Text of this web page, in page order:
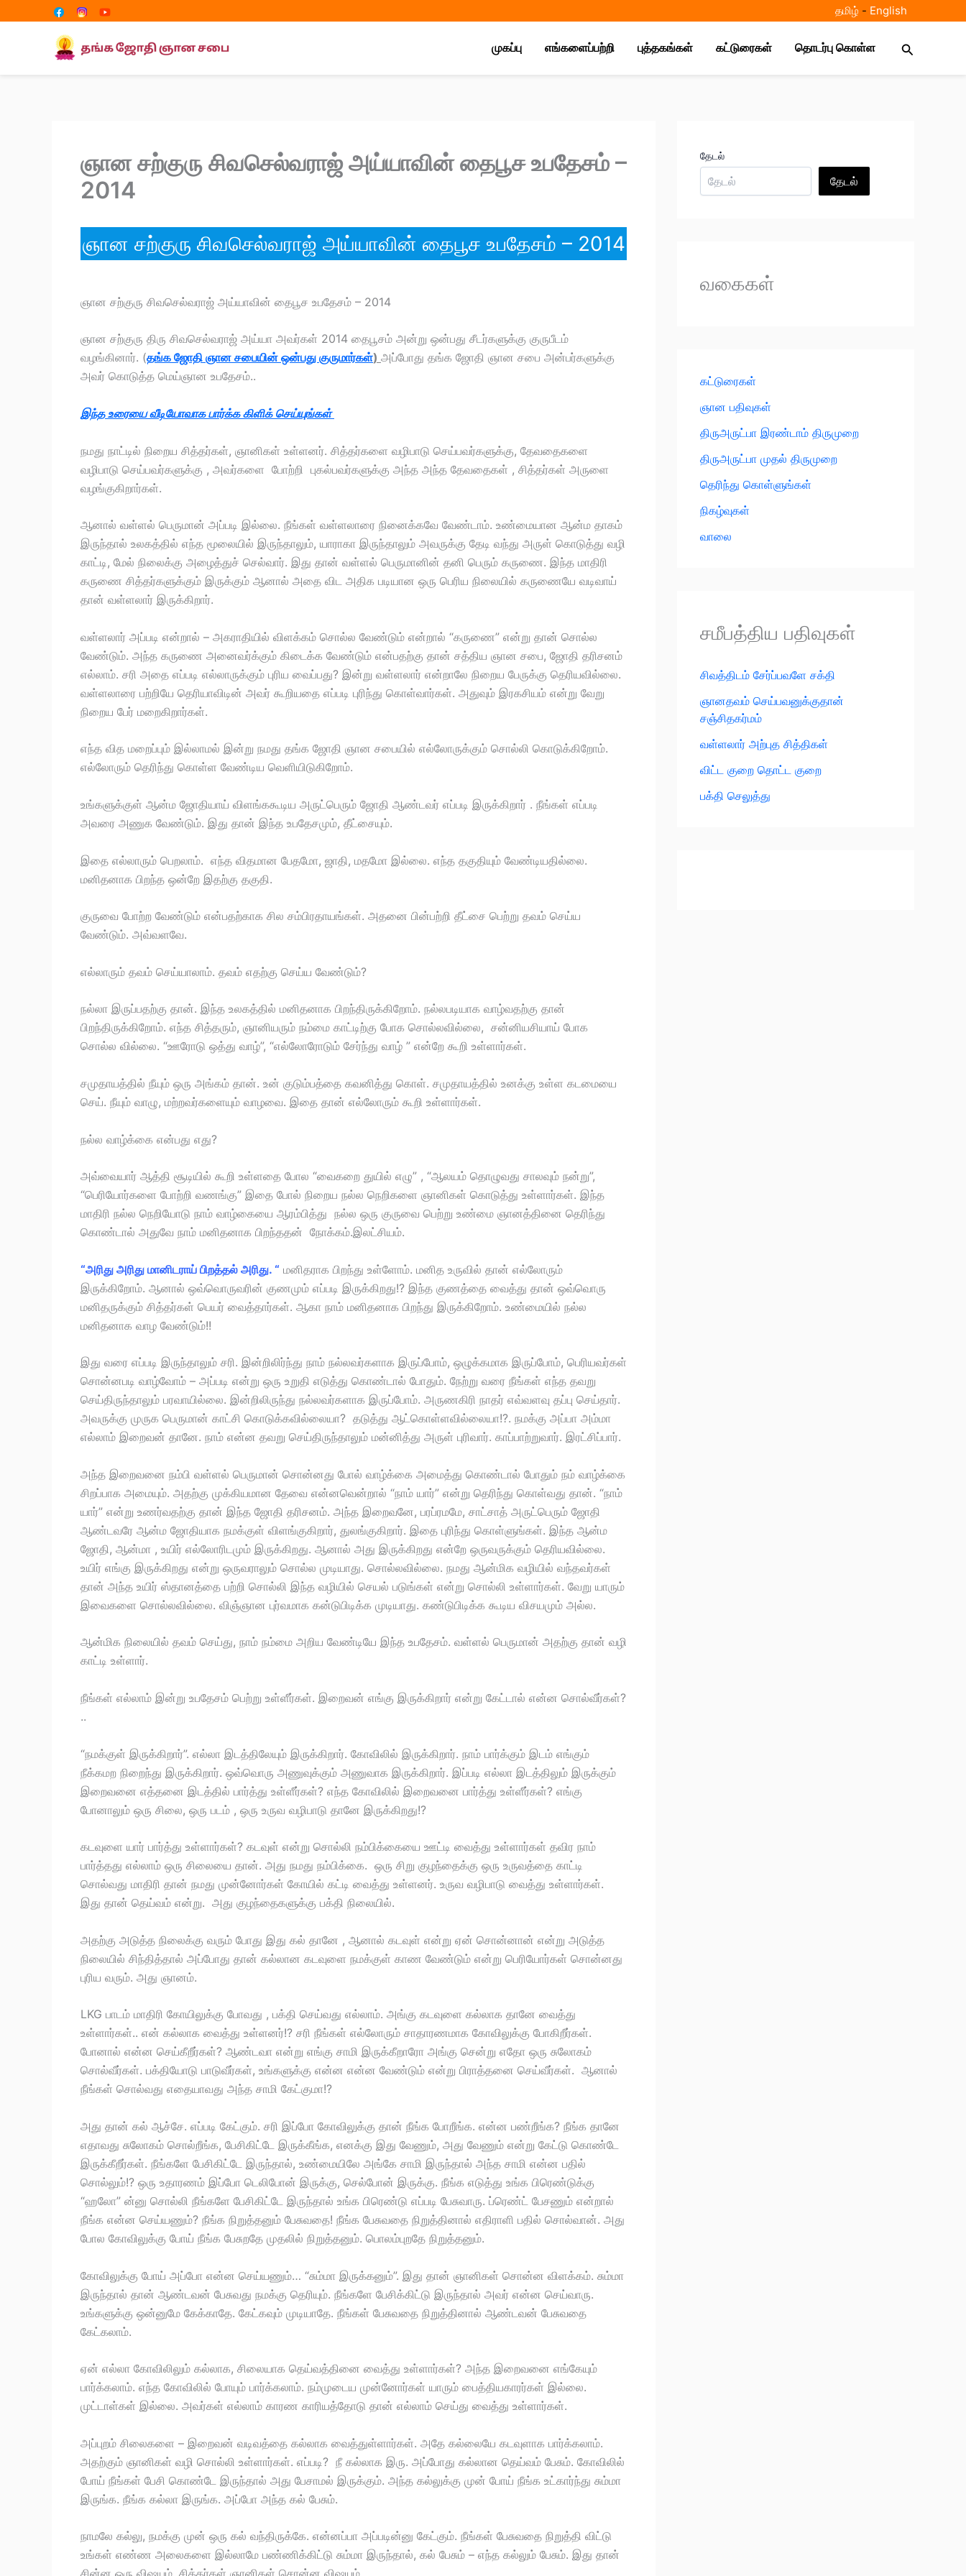
தமிழ் - English
முகப்பு எங்களைப்பற்றி புத்தகங்கள் கட்டுரைகள் தொடர்பு கொள்ள Search
ஞான சற்குரு சிவசெல்வராஜ் அய்யாவின் தைபூச உபதேசம் –
2014
ஞான சற்குரு சிவசெல்வராஜ் அய்யாவின் தைபூச உபதேசம் – 2014
ஞான சற்குரு சிவசெல்வராஜ் அய்யாவின் தைபூச உபதேசம் – 2014
ஞான சற்குரு திரு சிவசெல்வராஜ் அய்யா அவர்கள் 2014 தைபூசம் அன்று ஒன்பது சீடர்களுக்கு குருபீடம்
வழங்கினார். (தங்க ஜோதி ஞான சபையின் ஒன்பது குருமார்கள்) அப்போது தங்க ஜோதி ஞான சபை அன்பர்களுக்கு
அவர் கொடுத்த மெய்ஞான உபதேசம்..
இந்த உரையை வீடியோவாக பார்க்க கிளிக் செய்யுங்கள்
நமது நாட்டில் நிறைய சித்தர்கள், ஞானிகள் உள்ளனர். சித்தர்களை வழிபாடு செய்பவர்களுக்கு, தேவதைகளை
வழிபாடு செய்பவர்களுக்கு , அவர்களை போற்றி புகல்பவர்களுக்கு அந்த அந்த தேவதைகள் , சித்தர்கள் அருளை
வழங்குகிறார்கள்.
ஆனால் வள்ளல் பெருமான் அப்படி இல்லை. நீங்கள் வள்ளலாரை நினைக்கவே வேண்டாம். உண்மையான ஆன்ம தாகம்
இருந்தால் உலகத்தில் எந்த மூலையில் இருந்தாலும், யாராகா இருந்தாலும் அவருக்கு தேடி வந்து அருள் கொடுத்து வழி
காட்டி, மேல் நிலைக்கு அழைத்துச் செல்வார். இது தான் வள்ளல் பெருமானின் தனி பெரும் கருணை. இந்த மாதிரி
கருணை சித்தர்களுக்கும் இருக்கும் ஆனால் அதை விட அதிக படியான ஒரு பெரிய நிலையில் கருணையே வடிவாய்
தான் வள்ளலார் இருக்கிறார்.
வள்ளலார் அப்படி என்றால் – அகராதியில் விளக்கம் சொல்ல வேண்டும் என்றால் “கருணை” என்று தான் சொல்ல
வேண்டும். அந்த கருணை அனைவர்க்கும் கிடைக்க வேண்டும் என்பதற்கு தான் சத்திய ஞான சபை, ஜோதி தரிசனம்
எல்லாம். சரி அதை எப்படி எல்லாருக்கும் புரிய வைப்பது? இன்று வள்ளலார் என்றாலே நிறைய பேருக்கு தெரியவில்லை.
வள்ளலாரை பற்றியே தெரியாவிடின் அவர் கூறியதை எப்படி புரிந்து கொள்வார்கள். அதுவும் இரகசியம் என்று வேறு
நிறைய பேர் மறைகிறார்கள்.
எந்த வித மறைப்பும் இல்லாமல் இன்று நமது தங்க ஜோதி ஞான சபையில் எல்லோருக்கும் சொல்லி கொடுக்கிறோம்.
எல்லோரும் தெரிந்து கொள்ள வேண்டிய வெளியிடுகிறோம்.
உங்களுக்குள் ஆன்ம ஜோதியாய் விளங்ககூடிய அருட்பெரும் ஜோதி ஆண்டவர் எப்படி இருக்கிறார் . நீங்கள் எப்படி
அவரை அணுக வேண்டும். இது தான் இந்த உபதேசமும், தீட்சையும்.
இதை எல்லாரும் பெறலாம். எந்த விதமான பேதமோ, ஜாதி, மதமோ இல்லை. எந்த தகுதியும் வேண்டியதில்லை.
மனிதனாக பிறந்த ஒன்றே இதற்கு தகுதி.
குருவை போற்ற வேண்டும் என்பதற்காக சில சம்பிரதாயங்கள். அதனை பின்பற்றி தீட்சை பெற்று தவம் செய்ய
வேண்டும். அவ்வளவே.
எல்லாரும் தவம் செய்யாலாம். தவம் எதற்கு செய்ய வேண்டும்?
நல்லா இருப்பதற்கு தான். இந்த உலகத்தில் மனிதனாக பிறந்திருக்கிறோம். நல்லபடியாக வாழ்வதற்கு தான்
பிறந்திருக்கிறோம். எந்த சித்தரும், ஞானியரும் நம்மை காட்டிற்கு போக சொல்லவில்லை, சன்னியசியாய் போக
சொல்ல வில்லை. “ஊரோடு ஒத்து வாழ்”, “எல்லோரோடும் சேர்ந்து வாழ் ” என்றே கூறி உள்ளார்கள்.
சமுதாயத்தில் நீயும் ஒரு அங்கம் தான். உன் குடும்பத்தை கவனித்து கொள். சமுதாயத்தில் உனக்கு உள்ள கடமையை
செய். நீயும் வாழு, மற்றவர்களையும் வாழவை. இதை தான் எல்லோரும் கூறி உள்ளார்கள்.
நல்ல வாழ்க்கை என்பது எது?
அவ்வையார் ஆத்தி சூடியில் கூறி உள்ளதை போல “வைகறை துயில் எழு” , “ஆலயம் தொழுவது சாலவும் நன்று”,
“பெரியோர்களை போற்றி வணங்கு” இதை போல் நிறைய நல்ல நெறிகளை ஞானிகள் கொடுத்து உள்ளார்கள். இந்த
மாதிரி நல்ல நெறியோடு நாம் வாழ்கையை ஆரம்பித்து நல்ல ஒரு குருவை பெற்று உண்மை ஞானத்தினை தெரிந்து
கொண்டால் அதுவே நாம் மனிதனாக பிறந்ததன் நோக்கம்.இலட்சியம்.
“அரிது அரிது மானிடராய் பிறத்தல் அரிது. “ மனிதராக பிறந்து உள்ளோம். மனித உருவில் தான் எல்லோரும்
இருக்கிறோம். ஆனால் ஒவ்வொருவரின் குணமும் எப்படி இருக்கிறது!? இந்த குணத்தை வைத்து தான் ஒவ்வொரு
மனிதருக்கும் சித்தர்கள் பெயர் வைத்தார்கள். ஆகா நாம் மனிதனாக பிறந்து இருக்கிறோம். உண்மையில் நல்ல
மனிதனாக வாழ வேண்டும்!!
இது வரை எப்படி இருந்தாலும் சரி. இன்றிலிர்ந்து நாம் நல்லவர்களாக இருப்போம், ஒழுக்கமாக இருப்போம், பெரியவர்கள்
சொன்னபடி வாழ்வோம் – அப்படி என்று ஒரு உறுதி எடுத்து கொண்டால் போதும். நேற்று வரை நீங்கள் எந்த தவறு
செய்திருந்தாலும் பரவாயில்லை. இன்றிலிருந்து நல்லவர்களாக இருப்போம். அருணகிரி நாதர் எவ்வளவு தப்பு செய்தார்.
அவருக்கு முருக பெருமான் காட்சி கொடுக்கவில்லையா? தடுத்து ஆட்கொள்ளவில்லையா!?. நமக்கு அப்பா அம்மா
எல்லாம் இறைவன் தானே. நாம் என்ன தவறு செய்திருந்தாலும் மன்னித்து அருள் புரிவார். காப்பாற்றுவார். இரட்சிப்பார்.
அந்த இறைவனை நம்பி வள்ளல் பெருமான் சொன்னது போல் வாழ்க்கை அமைத்து கொண்டால் போதும் நம் வாழ்க்கை
சிறப்பாக அமையும். அதற்கு முக்கியமான தேவை என்னவென்றால் “நாம் யார்” என்று தெரிந்து கொள்வது தான். “நாம்
யார்” என்று உணர்வதற்கு தான் இந்த ஜோதி தரிசனம். அந்த இறைவனே, பரப்ரமமே, சாட்சாத் அருட்பெரும் ஜோதி
ஆண்டவரே ஆன்ம ஜோதியாக நமக்குள் விளங்குகிறார், துலங்குகிறார். இதை புரிந்து கொள்ளுங்கள். இந்த ஆன்ம
ஜோதி, ஆன்மா , உயிர் எல்லோரிடமும் இருக்கிறது. ஆனால் அது இருக்கிறது என்றே ஒருவருக்கும் தெரியவில்லை.
உயிர் எங்கு இருக்கிறது என்று ஒருவராலும் சொல்ல முடியாது. சொல்லவில்லை. நமது ஆன்மிக வழியில் வந்தவர்கள்
தான் அந்த உயிர் ஸ்தானத்தை பற்றி சொல்லி இந்த வழியில் செயல் படுங்கள் என்று சொல்லி உள்ளார்கள். வேறு யாரும்
இவைகளை சொல்லவில்லை. விஞ்ஞான புர்வமாக கன்டுபிடிக்க முடியாது. கண்டுபிடிக்க கூடிய விசயமும் அல்ல.
ஆன்மிக நிலையில் தவம் செய்து, நாம் நம்மை அறிய வேண்டியே இந்த உபதேசம். வள்ளல் பெருமான் அதற்கு தான் வழி
காட்டி உள்ளார்.
நீங்கள் எல்லாம் இன்று உபதேசம் பெற்று உள்ளீர்கள். இறைவன் எங்கு இருக்கிறார் என்று கேட்டால் என்ன சொல்வீர்கள்?
..
“நமக்குள் இருக்கிறார்”. எல்லா இடத்திலேயும் இருக்கிறார். கோவிலில் இருக்கிறார். நாம் பார்க்கும் இடம் எங்கும்
நீக்கமற நிறைந்து இருக்கிறார். ஒவ்வொரு அணுவுக்கும் அணுவாக இருக்கிறார். இப்படி எல்லா இடத்திலும் இருக்கும்
இறைவனை எத்தனை இடத்தில் பார்த்து உள்ளீர்கள்? எந்த கோவிலில் இறைவனை பார்த்து உள்ளீர்கள்? எங்கு
போனாலும் ஒரு சிலை, ஒரு படம் , ஒரு உருவ வழிபாடு தானே இருக்கிறது!?
கடவுளை யார் பார்த்து உள்ளார்கள்? கடவுள் என்று சொல்லி நம்பிக்கையை ஊட்டி வைத்து உள்ளார்கள் தவிர நாம்
பார்த்தது எல்லாம் ஒரு சிலையை தான். அது நமது நம்பிக்கை. ஒரு சிறு குழந்தைக்கு ஒரு உருவத்தை காட்டி
சொல்வது மாதிரி தான் நமது முன்னோர்கள் கோயில் கட்டி வைத்து உள்ளனர். உருவ வழிபாடு வைத்து உள்ளார்கள்.
இது தான் தெய்வம் என்று. அது குழந்தைகளுக்கு பக்தி நிலையில்.
அதற்கு அடுத்த நிலைக்கு வரும் போது இது கல் தானே , ஆனால் கடவுள் என்று ஏன் சொன்னான் என்று அடுத்த
நிலையில் சிந்தித்தால் அப்போது தான் கல்லான கடவுளை நமக்குள் காண வேண்டும் என்று பெரியோர்கள் சொன்னது
புரிய வரும். அது ஞானம்.
LKG பாடம் மாதிரி கோயிலுக்கு போவது , பக்தி செய்வது எல்லாம். அங்கு கடவுளை கல்லாக தானே வைத்து
உள்ளார்கள்.. என் கல்லாக வைத்து உள்ளனர்!? சரி நீங்கள் எல்லோரும் சாதாரணமாக கோவிலுக்கு போகிறீர்கள்.
போனால் என்ன செய்கீறீர்கள்? ஆண்டவா என்று எங்கு சாமி இருக்கீறாரோ அங்கு சென்று எதோ ஒரு சுலோகம்
சொல்வீர்கள். பக்தியோடு பாடுவீர்கள், உங்களுக்கு என்ன என்ன வேண்டும் என்று பிராத்தனை செய்வீர்கள். ஆனால்
நீங்கள் சொல்வது எதையாவது அந்த சாமி கேட்குமா!?
அது தான் கல் ஆச்சே. எப்படி கேட்கும். சரி இப்போ கோவிலுக்கு தான் நீங்க போறீங்க. என்ன பண்றீங்க? நீங்க தானே
எதாவது சுலோகம் சொல்றீங்க, பேசிகிட்டே இருக்கீங்க, எனக்கு இது வேணும், அது வேணும் என்று கேட்டு கொண்டே
இருக்கீறீர்கள். நீங்களே பேசிகிட்டே இருந்தால், உண்மையிலே அங்கே சாமி இருந்தால் அந்த சாமி என்ன பதில்
சொல்லும்!? ஒரு உதாரணம் இப்போ டெலிபோன் இருக்கு, செல்போன் இருக்கு. நீங்க எடுத்து உங்க பிரெண்டுக்கு
“ஹலோ” ன்னு சொல்லி நீங்களே பேசிகிட்டே இருந்தால் உங்க பிரெண்டு எப்படி பேசுவாரு. ப்ரெண்ட் பேசணும் என்றால்
நீங்க என்ன செய்யணும்? நீங்க நிறுத்தனும் பேசுவதை! நீங்க பேசுவதை நிறுத்தினால் எதிராளி பதில் சொல்வான். அது
போல கோவிலுக்கு போய் நீங்க பேசுறதே முதலில் நிறுத்தனும். பொலம்புறதே நிறுத்தனும்.
கோவிலுக்கு போய் அப்போ என்ன செய்யணும்… “சும்மா இருக்கனும்”. இது தான் ஞானிகள் சொன்ன விளக்கம். சும்மா
இருந்தால் தான் ஆண்டவன் பேசுவது நமக்கு தெரியும். நீங்களே பேசிக்கிட்டு இருந்தால் அவர் என்ன செய்வாரு.
உங்களுக்கு ஒன்னுமே கேக்காதே. கேட்கவும் முடியாதே. நீங்கள் பேசுவதை நிறுத்தினால் ஆண்டவன் பேசுவதை
கேட்கலாம்.
ஏன் எல்லா கோவிலிலும் கல்லாக, சிலையாக தெய்வத்தினை வைத்து உள்ளார்கள்? அந்த இறைவனை எங்கேயும்
பார்க்கலாம். எந்த கோவிலில் போயும் பார்க்கலாம். நம்முடைய முன்னோர்கள் யாரும் பைத்தியகாரர்கள் இல்லை.
முட்டாள்கள் இல்லை. அவர்கள் எல்லாம் காரண காரியத்தோடு தான் எல்லாம் செய்து வைத்து உள்ளார்கள்.
அப்புறம் சிலைகளை – இறைவன் வடிவத்தை கல்லாக வைத்துள்ளார்கள். அதே கல்லையே கடவுளாக பார்க்கலாம்.
அதற்கும் ஞானிகள் வழி சொல்லி உள்ளார்கள். எப்படி? நீ கல்லாக இரு. அப்போது கல்லான தெய்வம் பேசும். கோவிலில்
போய் நீங்கள் பேசி கொண்டே இருந்தால் அது பேசாமல் இருக்கும். அந்த கல்லுக்கு முன் போய் நீங்க உட்கார்ந்து சும்மா
இருங்க. நீங்க கல்லா இருங்க. அப்போ அந்த கல் பேசும்.
நாமலே கல்லு, நமக்கு முன் ஒரு கல் வந்திருக்கே. என்னப்பா அப்படின்னு கேட்கும். நீங்கள் பேசுவதை நிறுத்தி விட்டு
உங்கள் எண்ண அலைகளை இல்லாமே பண்ணிக்கிட்டு சும்மா இருந்தால், கல் பேசும் – எந்த கல்லும் பேசும். இது தான்
தேடல்
தேடல்
வகைகள்
கட்டுரைகள்
ஞான பதிவுகள்
திருஅருட்பா இரண்டாம் திருமுறை
திருஅருட்பா முதல் திருமுறை
தெரிந்து கொள்ளுங்கள்
நிகழ்வுகள்
வாலை
சமீபத்திய பதிவுகள்
சிவத்திடம் சேர்ப்பவளே சக்தி
ஞானதவம் செய்பவனுக்குதான்
சஞ்சிதகர்மம்
வள்ளலார் அற்புத சித்திகள்
விட்ட குறை தொட்ட குறை
பக்தி செலுத்து